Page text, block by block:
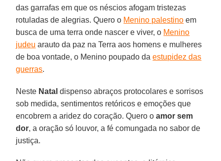
das garrafas em que os néscios afogam tristezas
rotuladas de alegrias. Quero o Menino palestino em
busca de uma terra onde nascer e viver, o Menino
judeu arauto da paz na Terra aos homens e mulheres
de boa vontade, o Menino poupado daestupidez das
guerras.
Neste Natal dispenso abraços protocolares e sorrisos
sob medida, sentimentos retóricos e emoções que
encobrem a aridez do coração. Quero oamor sem
dor, a oração só louvor, a fé comungada no sabor de
justiça.